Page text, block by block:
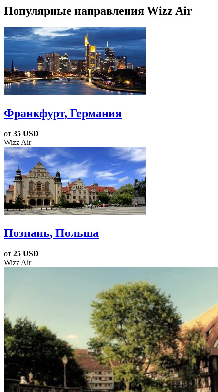
Популярные направления Wizz Air
Франкфурт, Германия
от 35 USD
Wizz Air
Познань, Польша
от 25 USD
Wizz Air